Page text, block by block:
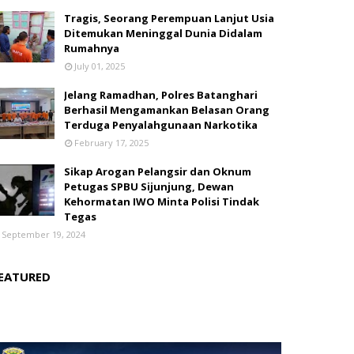
Tragis, Seorang Perempuan Lanjut Usia
Ditemukan Meninggal Dunia Didalam
Rumahnya
July 01, 2025
Jelang Ramadhan, Polres Batanghari
Berhasil Mengamankan Belasan Orang
Terduga Penyalahgunaan Narkotika
February 17, 2025
Sikap Arogan Pelangsir dan Oknum
Petugas SPBU Sijunjung, Dewan
Kehormatan IWO Minta Polisi Tindak
Tegas
September 19, 2024